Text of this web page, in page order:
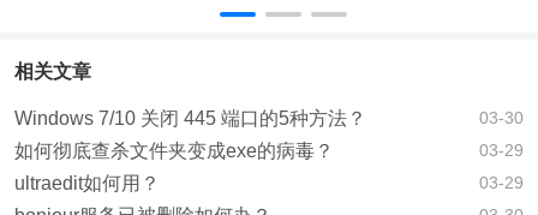
相关文章
Windows 7/10 关闭 445 端口的5种方法？ 03-30
如何彻底查杀文件夹变成exe的病毒？ 03-29
ultraedit如何用？ 03-29